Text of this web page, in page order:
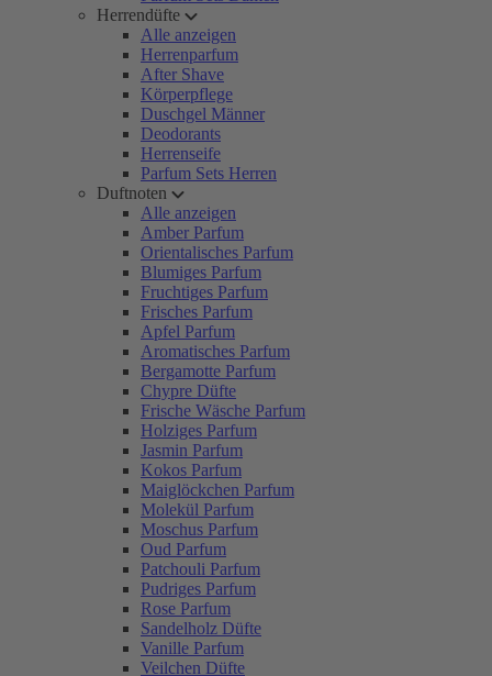
Herrendüfte
Alle anzeigen
Herrenparfum
After Shave
Körperpflege
Duschgel Männer
Deodorants
Herrenseife
Parfum Sets Herren
Duftnoten
Alle anzeigen
Amber Parfum
Orientalisches Parfum
Blumiges Parfum
Fruchtiges Parfum
Frisches Parfum
Apfel Parfum
Aromatisches Parfum
Bergamotte Parfum
Chypre Düfte
Frische Wäsche Parfum
Holziges Parfum
Jasmin Parfum
Kokos Parfum
Maiglöckchen Parfum
Molekül Parfum
Moschus Parfum
Oud Parfum
Patchouli Parfum
Pudriges Parfum
Rose Parfum
Sandelholz Düfte
Vanille Parfum
Veilchen Düfte